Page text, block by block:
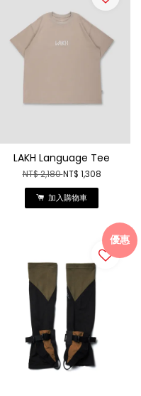
LAKH Language Tee
NT$ 2,180NT$ 1,308
加入購物車
優惠